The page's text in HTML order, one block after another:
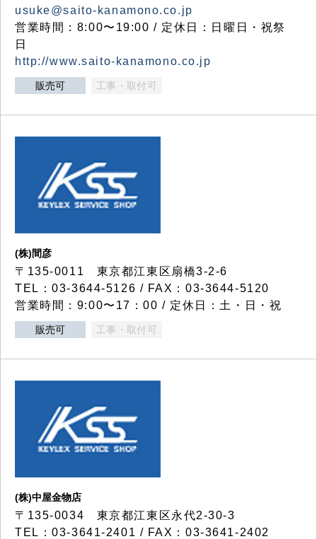
usuke@saito-kanamono.co.jp
営業時間：8:00〜19:00 / 定休日：日曜日・祝祭
日
http://www.saito-kanamono.co.jp
販売可 工事・取付可
(株)間彦
〒135-0011 東京都江東区扇橋3-2-6
TEL：03-3644-5126 / FAX：03-3644-5120
営業時間：9:00〜17：00 / 定休日：土・日・祝
販売可 工事・取付可
(株)中屋金物店
〒135-0034 東京都江東区永代2-30-3
TEL：03-3641-2401 / FAX：03-3641-2402